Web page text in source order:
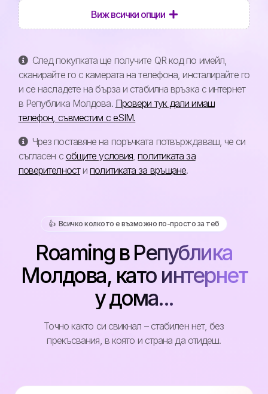
Виж всички опции
След покупката ще получите QR код по имейл,
сканирайте го с камерата на телефона, инсталирайте го
и се насладете на бърза и стабилна връзка с интернет
в Република Молдова. Провери тук дали имаш
телефон, съвместим с eSIM.
Чрез поставяне на поръчката потвърждаваш, че си
съгласен с общите условия ,политиката за
поверителностиполитиката за връщане.
👍️ Всичко колкото е възможно по-просто за теб
Roaming в Република
Молдова, като интернет
у дома...
Точно както си свикнал – стабилен нет, без
прекъсвания, в която и страна да отидеш.